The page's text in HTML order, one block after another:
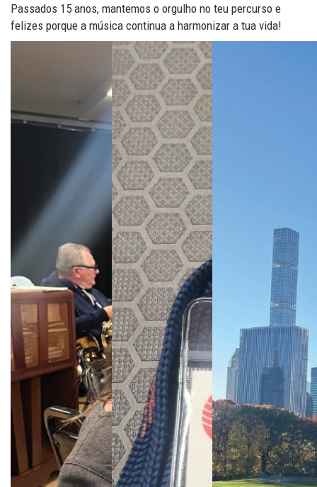
Passados 15 anos, mantemos o orgulho no teu percurso e
felizes porque a música continua a harmonizar a tua vida!